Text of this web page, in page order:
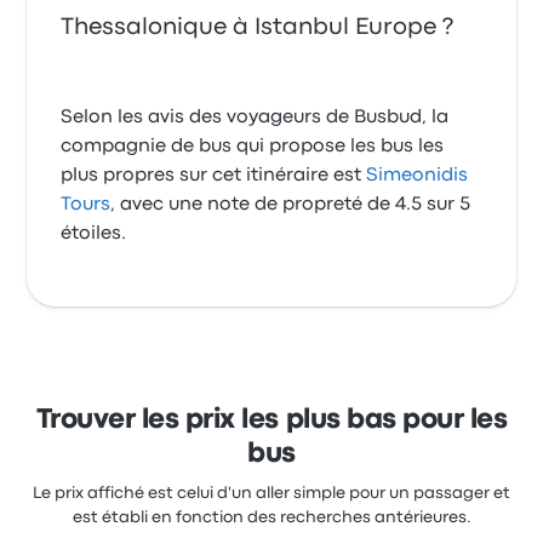
Thessalonique à Istanbul Europe ?
Selon les avis des voyageurs de Busbud, la
compagnie de bus qui propose les bus les
plus propres sur cet itinéraire estSimeonidis
Tours, avec une note de propreté de 4.5 sur 5
étoiles.
Trouver les prix les plus bas pour les
bus
Le prix affiché est celui d'un aller simple pour un passager et
est établi en fonction des recherches antérieures.